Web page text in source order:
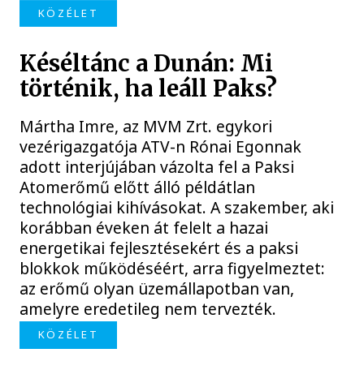
KÖZÉLET
Késéltánc a Dunán: Mi
történik, ha leáll Paks?
Mártha Imre, az MVM Zrt. egykori
vezérigazgatója ATV-n Rónai Egonnak
adott interjújában vázolta fel a Paksi
Atomerőmű előtt álló példátlan
technológiai kihívásokat. A szakember, aki
korábban éveken át felelt a hazai
energetikai fejlesztésekért és a paksi
blokkok működéséért, arra figyelmeztet:
az erőmű olyan üzemállapotban van,
amelyre eredetileg nem tervezték.
KÖZÉLET